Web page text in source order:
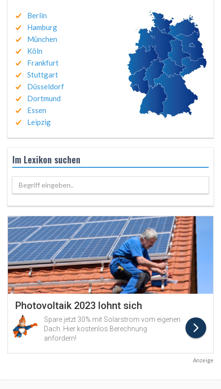
Berlin
Hamburg
München
Köln
Frankfurt
Stuttgart
Düsseldorf
Dortmund
Essen
Leipzig
Im Lexikon suchen
Begriff eingeben..
Anzeige